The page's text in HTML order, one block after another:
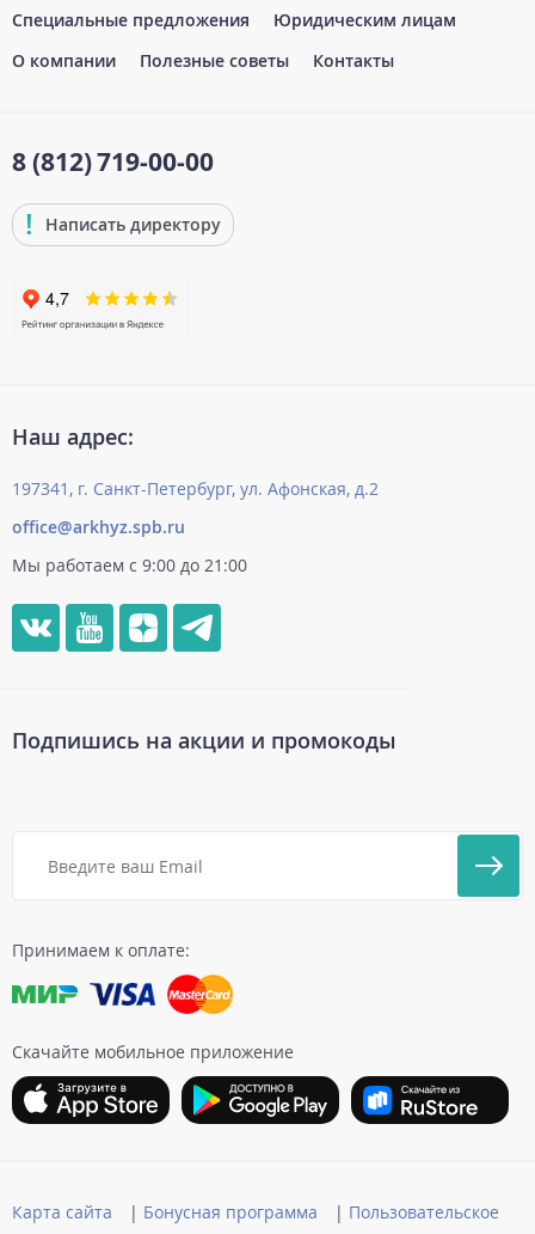
Специальные предложения
Юридическим лицам
О компании
Полезные советы Контакты
8 (812)719-00-00
Написать директору
Наш адрес:
197341, г. Санкт-Петербург, ул. Афонская, д.2
office@arkhyz.spb.ru
Мы работаем с 9:00 до 21:00
Принимаем к оплате:
Скачайте мобильное приложение
Подпишись на акции и промокоды
Карта сайта | Бонусная программа | Пользовательское